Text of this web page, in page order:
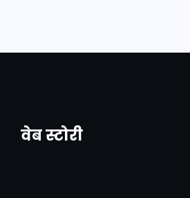
वेब स्टोरी
नया एक्सप्रेसवे: पूर्वांचल का लक,